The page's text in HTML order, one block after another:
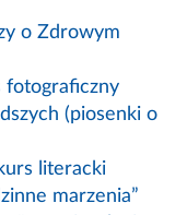
o Zdrowym
fotograficzny
(piosenki o
literacki
marzenia”